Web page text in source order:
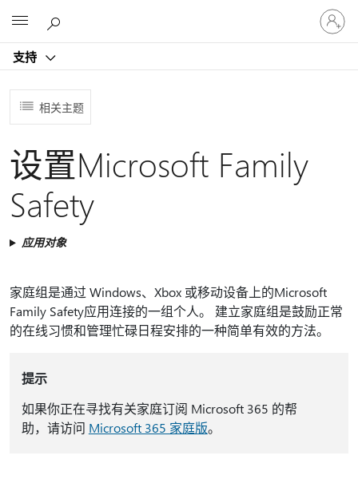
支持
请
登
录
相关主题
设置Microsoft Family
Safety
应用对象
家庭组是通过 Windows、Xbox 或移动设备上的Microsoft
Family Safety应用连接的一组个人。 建立家庭组是鼓励正常
的在线习惯和管理忙碌日程安排的一种简单有效的方法。
提示
如果你正在寻找有关家庭订阅 Microsoft 365 的帮
助，请访问 Microsoft 365 家庭版。